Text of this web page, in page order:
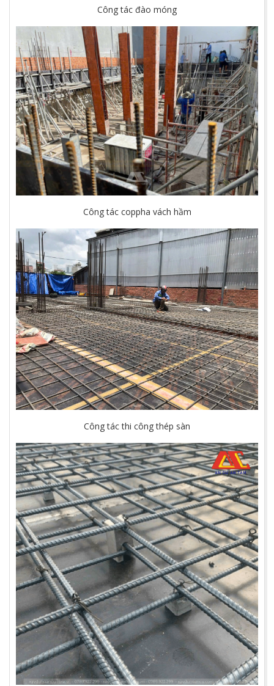
Công tác đào móng
Công tác coppha vách hầm
Công tác thi công thép sàn